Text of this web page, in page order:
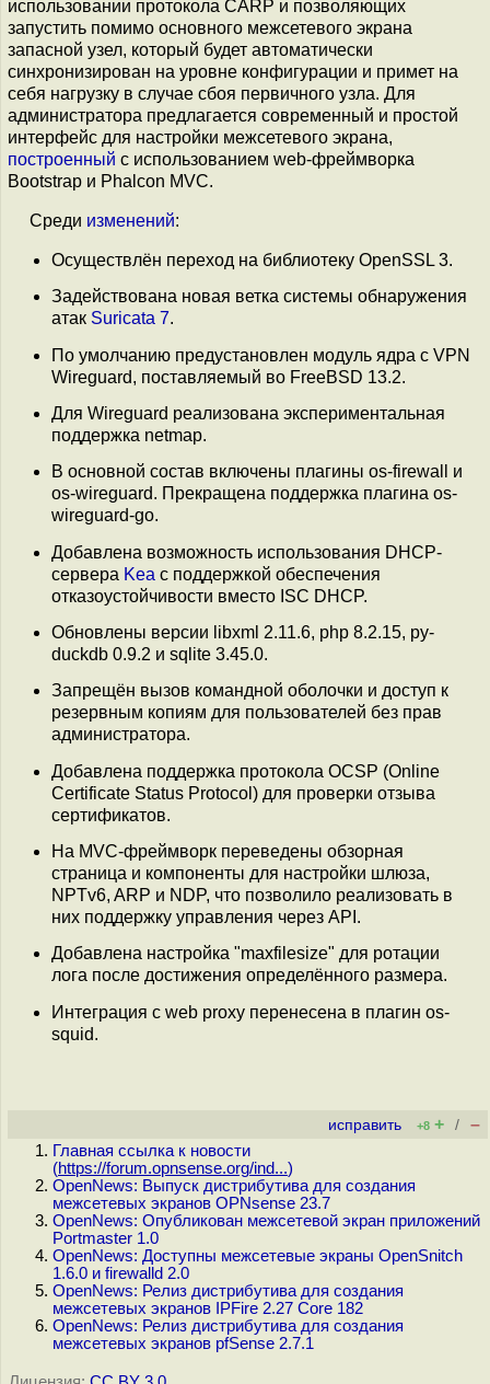
использовании протокола CARP и позволяющих
запустить помимо основного межсетевого экрана
запасной узел, который будет автоматически
синхронизирован на уровне конфигурации и примет на
себя нагрузку в случае сбоя первичного узла. Для
администратора предлагается современный и простой
интерфейс для настройки межсетевого экрана,
построенный с использованием web-фреймворка
Bootstrap и Phalcon MVC.
Среди изменений:
Осуществлён переход на библиотеку OpenSSL 3.
Задействована новая ветка системы обнаружения
атак Suricata 7.
По умолчанию предустановлен модуль ядра с VPN
Wireguard, поставляемый во FreeBSD 13.2.
Для Wireguard реализована экспериментальная
поддержка netmap.
В основной состав включены плагины os-firewall и
os-wireguard. Прекращена поддержка плагина os-
wireguard-go.
Добавлена возможность использования DHCP-
сервера Kea c поддержкой обеспечения
отказоустойчивости вместо ISC DHCP.
Обновлены версии libxml 2.11.6, php 8.2.15, py-
duckdb 0.9.2 и sqlite 3.45.0.
Запрещён вызов командной оболочки и доступ к
резервным копиям для пользователей без прав
администратора.
Добавлена поддержка протокола OCSP (Online
Certificate Status Protocol) для проверки отзыва
сертификатов.
На MVC-фреймворк переведены обзорная
страница и компоненты для настройки шлюза,
NPTv6, ARP и NDP, что позволило реализовать в
них поддержку управления через API.
Добавлена настройка "maxfilesize" для ротации
лога после достижения определённого размера.
Интеграция с web proxy перенесена в плагин os-
squid.
исправить +8 + / –
Главная ссылка к новости
(https://forum.opnsense.org/ind...)
OpenNews: Выпуск дистрибутива для создания
межсетевых экранов OPNsense 23.7
OpenNews: Опубликован межсетевой экран приложений
Portmaster 1.0
OpenNews: Доступны межсетевые экраны OpenSnitch
1.6.0 и firewalld 2.0
OpenNews: Релиз дистрибутива для создания
межсетевых экранов IPFire 2.27 Core 182
OpenNews: Релиз дистрибутива для создания
межсетевых экранов pfSense 2.7.1